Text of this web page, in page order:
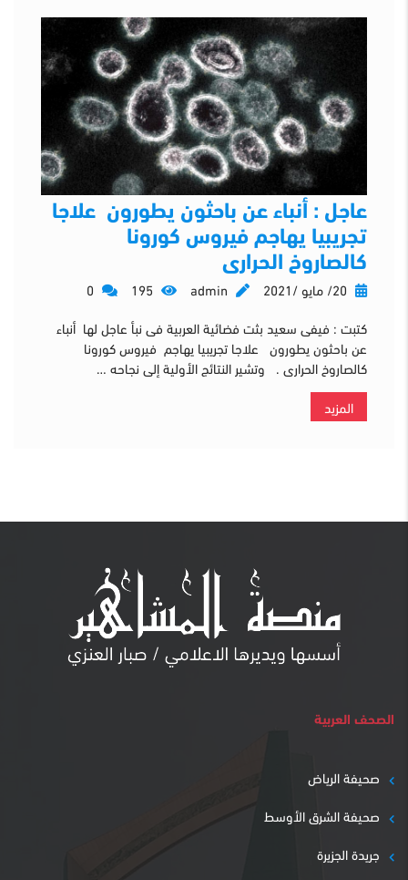
عاجل : أنباء عن باحثون يطورون علاجا
تجريبيا يهاجم فيروس كورونا
كالصاروخ الحرارى
admin
كتبت : فيفى سعيد بثت فضائية العربية فى نبأ عاجل لها أنباء
عن باحثون يطورون علاجا تجريبيا يهاجم فيروس كورونا
كالصاروخ الحرارى . وتشير النتائج الأولية إلى نجاحه …
المزيد
الصحف العربية
صحيفة الرياض
صحيفة الشرق الأوسط
جريدة الجزيرة